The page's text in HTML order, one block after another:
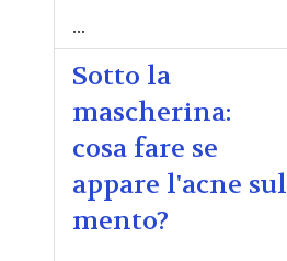
...
Sotto la
mascherina:
cosa fare se
appare l'acne sul
mento?